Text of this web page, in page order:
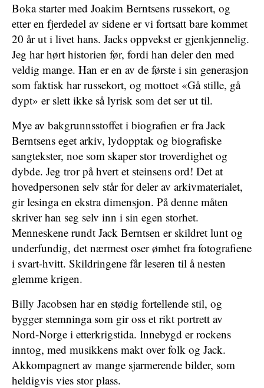
Boka starter med Joakim Berntsens russekort, og
etter en fjerdedel av sidene er vi fortsatt bare kommet
20 år ut i livet hans. Jacks oppvekst er gjenkjennelig.
Jeg har hørt historien før, fordi han deler den med
veldig mange. Han er en av de første i sin generasjon
som faktisk har russekort, og mottoet «Gå stille, gå
dypt» er slett ikke så lyrisk som det ser ut til.
Mye av bakgrunnsstoffet i biografien er fra Jack
Berntsens eget arkiv, lydopptak og biografiske
sangtekster, noe som skaper stor troverdighet og
dybde. Jeg tror på hvert et steinsens ord! Det at
hovedpersonen selv står for deler av arkivmaterialet,
gir lesinga en ekstra dimensjon. På denne måten
skriver han seg selv inn i sin egen storhet.
Menneskene rundt Jack Berntsen er skildret lunt og
underfundig, det nærmest oser ømhet fra fotografiene
i svart-hvitt. Skildringene får leseren til å nesten
glemme krigen.
Billy Jacobsen har en stødig fortellende stil, og
bygger stemninga som gir oss et rikt portrett av
Nord-Norge i etterkrigstida. Innebygd er rockens
inntog, med musikkens makt over folk og Jack.
Akkompagnert av mange sjarmerende bilder, som
heldigvis vies stor plass.